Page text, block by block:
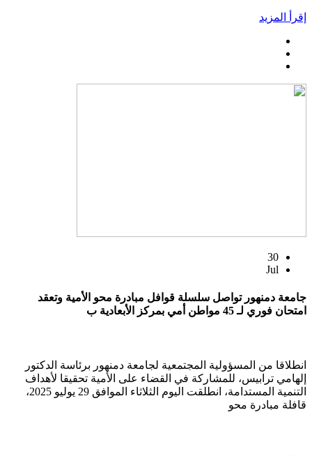
إقرأ المزيد
30
Jul
جامعة دمنهور تواصل سلسلة قوافل مبادرة محو الأمية وتعقد
امتحان فوري لـ 45 مواطن أمي بمركز الأبعادية ب
انطلاقا من المسؤولية المجتمعية لجامعة دمنهور برئاسة الدكتور
إلهامي ترابيس، للمشاركة في القضاء على الأمية تحقيقا لأهداف
التنمية المستدامة، انطلقت اليوم الثلاثاء الموافق 29 يوليو 2025،
قافلة مبادرة محو